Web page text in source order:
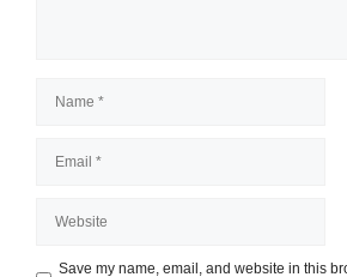
Save my name, email, and website in this